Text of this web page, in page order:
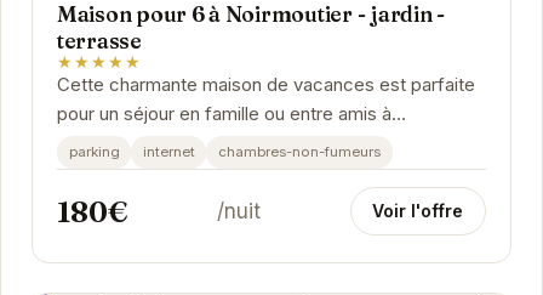
Maison pour 6 à Noirmoutier - jardin -
terrasse
★★★★★
Cette charmante maison de vacances est parfaite
pour un séjour en famille ou entre amis à
Noirmoutier-en-l'Île. Avec son jardin privé et sa...
parking internet chambres-non-fumeurs
180€ /nuit Voir l'offre